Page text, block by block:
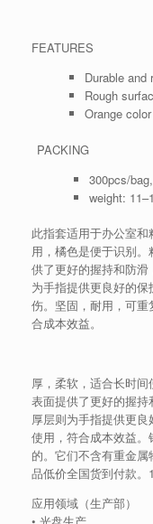
FEATURES
Durable
Rough
Orange
PACKING
300pcs/
weight:
此指套适用于办公室和
用，橘色是便于识别。
供了更好的握持和防滑
为手指提供更良好的保
伤。坚固，耐用，可重
合成本效益。
厚，柔软，适合长时间
表面提供了更好的握持
厚层则为手指提供更
使用，符合成本效益
的。它们不含有重金
品低价全国货到付款。
应用领域（生产部）